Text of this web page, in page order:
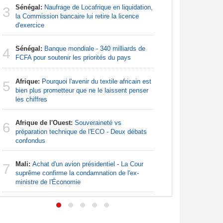
3 Sénégal: Naufrage de Locafrique en liquidation,
la Commission bancaire lui retire la licence
d'exercice
4 Sénégal: Banque mondiale - 340 milliards de
FCFA pour soutenir les priorités du pays
5 Afrique: Pourquoi l'avenir du textile africain est
bien plus prometteur que ne le laissent penser
les chiffres
6 Afrique de l'Ouest: Souveraineté vs
préparation technique de l'ECO - Deux débats
confondus
7 Mali: Achat d'un avion présidentiel - La Cour
suprême confirme la condamnation de l'ex-
ministre de l'Économie